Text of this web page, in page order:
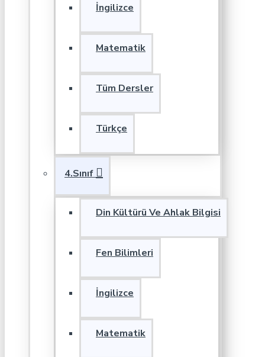
İngilizce
Matematik
Tüm Dersler
Türkçe
4.Sınıf
Din Kültürü Ve Ahlak Bilgisi
Fen Bilimleri
İngilizce
Matematik